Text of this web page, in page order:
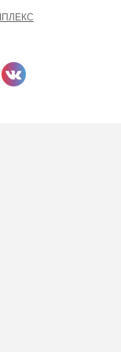
в Телеграме
Поделиться